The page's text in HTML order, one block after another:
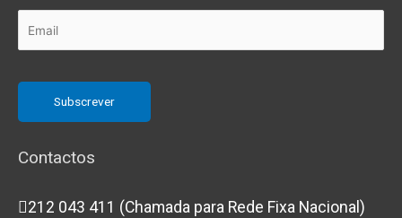
Contactos
212 043 411 (Chamada para Rede Fixa Nacional)